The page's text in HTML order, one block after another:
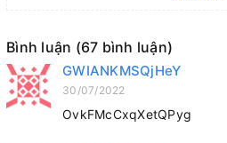
Bình luận (67 bình luận)
GWIANKMSQjHeY
30/07/2022
OvkFMcCxqXetQPyg